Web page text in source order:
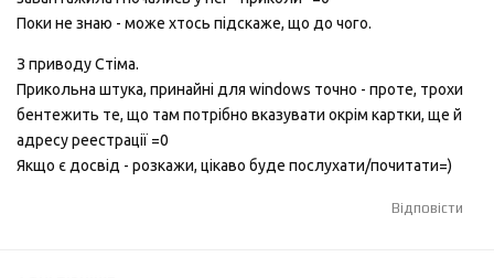
Поки не знаю - може хтось підскаже, що до чого.
З приводу Стіма.
Прикольна штука, принайні для windows точно - проте, трохи
бентежить те, що там потрібно вказувати окрім картки, ще й
адресу реестрації =0
Якщо є досвід - розкажи, цікаво буде послухати/почитати=)
Відповісти